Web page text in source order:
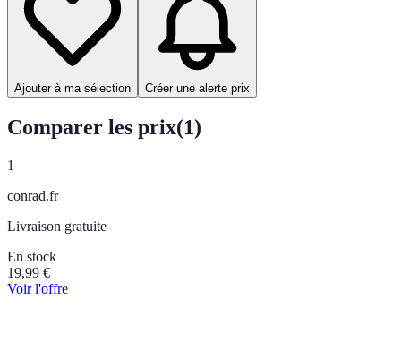
Ajouter à ma sélection Créer une alerte prix
Comparer les prix(1)
1
conrad.fr
Livraison gratuite
En stock
19,99 €
Voir l'offre